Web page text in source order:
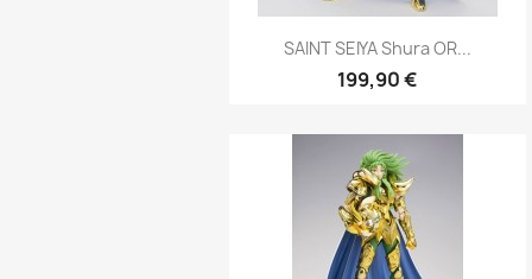
Aperçu rapide
SAINT SEIYA Shura OR...
199,90 €